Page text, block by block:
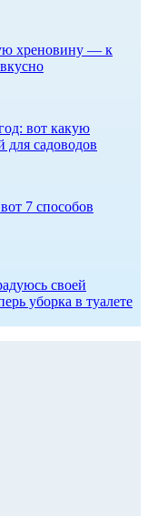
хреновину — к
вот какую
для садоводов
7 способов
своей
уборка в туалете